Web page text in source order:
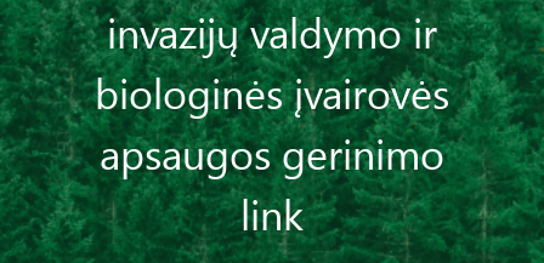
invazijų valdymo ir
biologinės įvairovės
apsaugos gerinimo
link